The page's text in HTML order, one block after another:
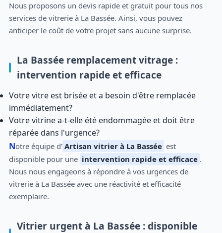
Nous proposons un devis rapide et gratuit pour tous nos
services de vitrerie à La Bassée. Ainsi, vous pouvez
anticiper le coût de votre projet sans aucune surprise.
La Bassée remplacement vitrage :
intervention rapide et efficace
Votre vitre est brisée et a besoin d'être remplacée
immédiatement?
Votre vitrine a-t-elle été endommagée et doit être
réparée dans l'urgence?
Notre équipe d' Artisan vitrier à La Bassée est
disponible pour une intervention rapide et efficace .
Nous nous engageons à répondre à vos urgences de
vitrerie à La Bassée avec une réactivité et efficacité
exemplaire.
Vitrier urgent à La Bassée : disponible